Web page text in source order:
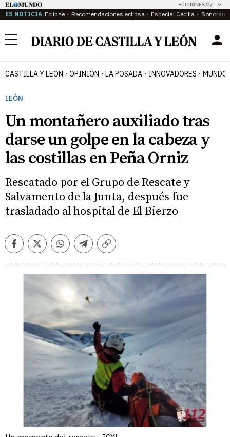
EDICIONES CyL
ES NOTICIA Eclipse Recomendaciones eclipse Especial Cecilia
Menú
CASTILLA Y LEÓN OPINIÓN LA POSADA INNOVADORES MUNDO
LEÓN
Un montañero auxiliado tras
darse un golpe en la cabeza y
las costillas en Peña Orniz
Rescatado por el Grupo de Rescate y
Salvamento de la Junta, después fue
trasladado al hospital de El Bierzo
FacebookTwitterWhatsappTelegramCopiar